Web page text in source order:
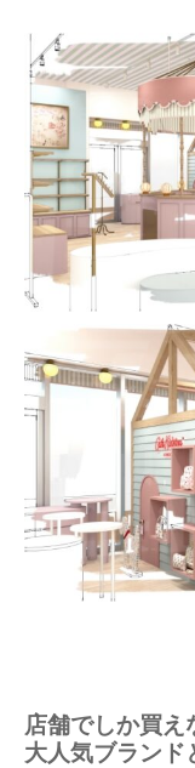
店舗でしか買え
大人気ブランド